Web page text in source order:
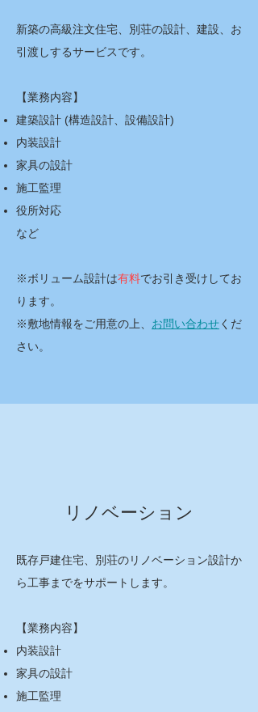
新築の高級注文住宅、別荘の設計、建設、お
引渡しするサービスです。
【業務内容】
建築設計 (構造設計、設備設計)
内装設計
家具の設計
施工監理
役所対応
など
※ボリューム設計は有料でお引き受けしてお
ります。
※敷地情報をご用意の上、 お問い合わせくだ
さい。
リノベーション
既存戸建住宅、別荘のリノベーション設計か
ら工事までをサポートします。
【業務内容】​
内装設計
家具の設計
施工監理